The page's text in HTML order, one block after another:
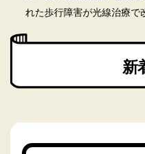
れた歩行障害が光線治療で
新